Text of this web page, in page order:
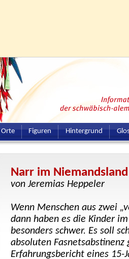
Orte Figuren Hintergrund
Narr im Niemandsland
von Jeremias Heppeler
Wenn Menschen aus zwei
dann haben es die Kinder
besonders schwer. Es soll
absoluten
Erfahrungsbericht eines 15-